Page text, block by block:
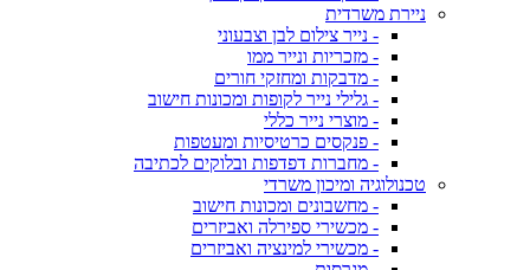
ניירת משרדית
- נייר צילום לבן וצבעוני
- מזכריות ונייר ממו
- מדבקות ומחזקי חורים
- גלילי נייר לקופות ומכונות חישוב
- מוצרי נייר כללי
- פנקסים כרטיסיות ומעטפות
- מחברות דפדפות ובלוקים לכתיבה
טכנולוגיה ומיכון משרדי
- מחשבונים ומכונות חישוב
- מכשירי ספירלה ואביזרים
- מכשירי למינציה ואביזרים